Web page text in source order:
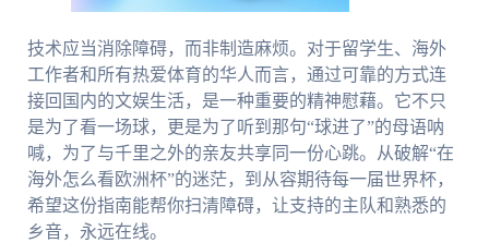
技术应当消除障碍，而非制造麻烦。对于留学生、海外
工作者和所有热爱体育的华人而言，通过可靠的方式连
接回国内的文娱生活，是一种重要的精神慰藉。它不只
是为了看一场球，更是为了听到那句“球进了”的母语呐
喊，为了与千里之外的亲友共享同一份心跳。从破解“在
海外怎么看欧洲杯”的迷茫，到从容期待每一届世界杯，
希望这份指南能帮你扫清障碍，让支持的主队和熟悉的
乡音，永远在线。